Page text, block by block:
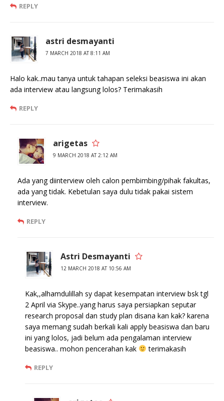
REPLY
astri desmayanti
7 MARCH 2018 AT 8:11 AM
Halo kak..mau tanya untuk tahapan seleksi beasiswa ini akan
ada interview atau langsung lolos? Terimakasih
REPLY
arigetas
9 MARCH 2018 AT 2:12 AM
Ada yang diinterview oleh calon pembimbing/pihak fakultas,
ada yang tidak. Kebetulan saya dulu tidak pakai sistem
interview.
REPLY
Astri Desmayanti
12 MARCH 2018 AT 10:56 AM
Kak,,alhamdulillah sy dapat kesempatan interview bsk tgl
2 April via Skype..yang harus saya persiapkan seputar
research proposal dan study plan disana kan kak? karena
saya memang sudah berkali kali apply beasiswa dan baru
ini yang lolos, jadi belum ada pengalaman interview
beasiswa.. mohon pencerahan kak
terimakasih
REPLY